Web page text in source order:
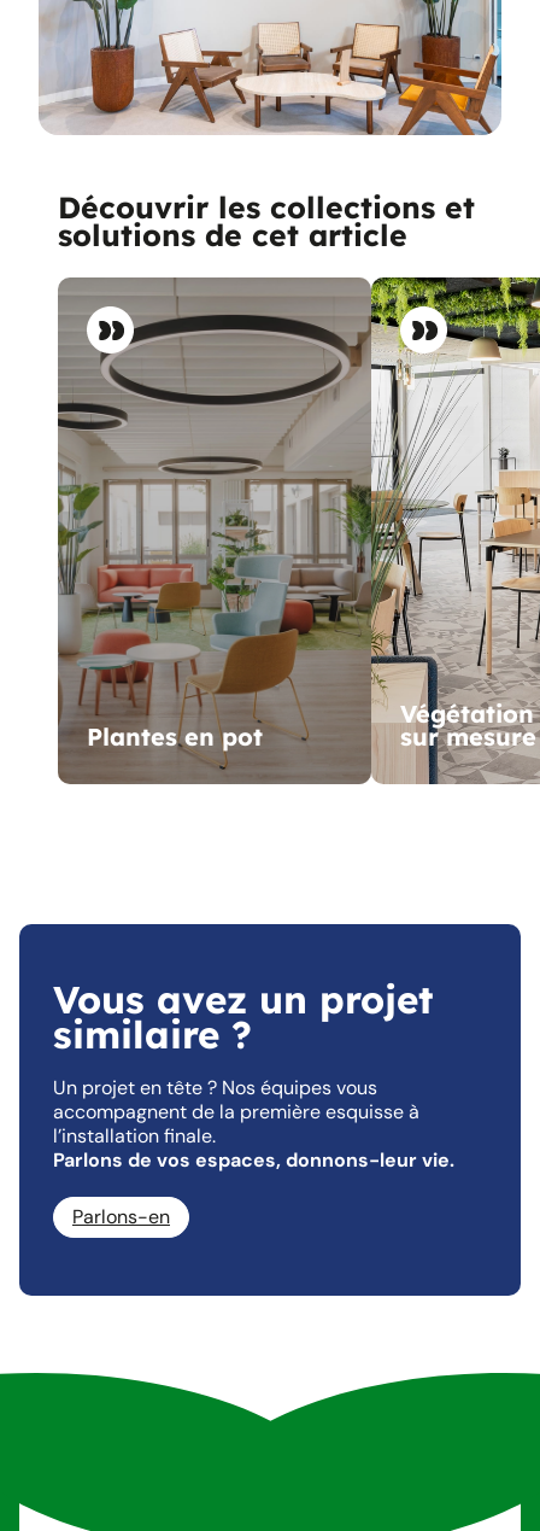
Découvrir les collections et
solutions de cet article
Plantes en pot sur mesure
Vous avez un projet
similaire ?
Un projet en tête ? Nos équipes vous
accompagnent de la première esquisse à
l’installation finale.
Parlons de vos espaces, donnons-leur vie.
Parlons-en